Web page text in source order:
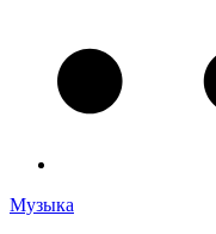
Музыка